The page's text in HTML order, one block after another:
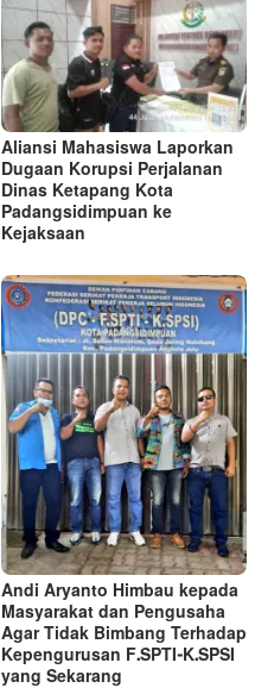
Aliansi Mahasiswa Laporkan
Dugaan Korupsi Perjalanan
Dinas Ketapang Kota
Padangsidimpuan ke
Kejaksaan
Andi Aryanto Himbau kepada
Masyarakat dan Pengusaha
Agar Tidak Bimbang Terhadap
Kepengurusan F.SPTI-K.SPSI
yang Sekarang